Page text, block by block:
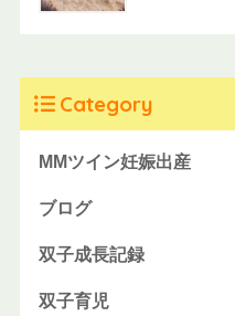
Category
MMツイン妊娠出産
ブログ
双子成長記録
双子育児